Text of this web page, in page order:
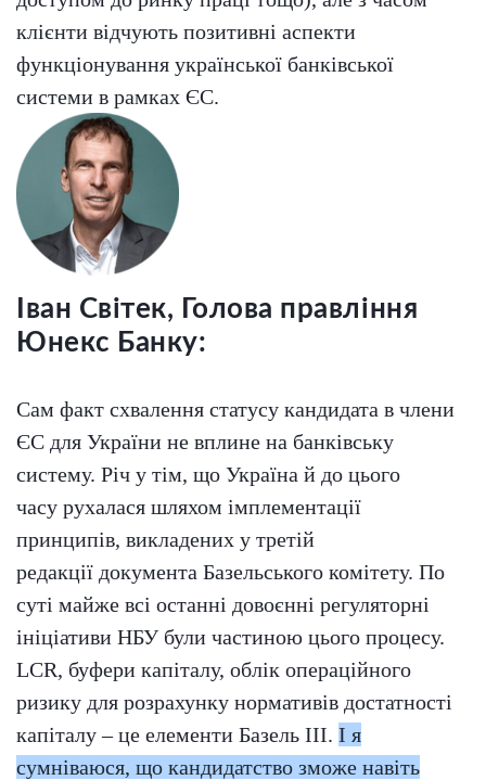
клієнти відчують позитивні аспекти
функціонування української банківської
системи в рамках ЄС.
Іван Світек, Голова правління
Юнекс Банку:
Сам факт схвалення статусу кандидата в члени
ЄС для України не вплине на банківську
систему. Річ у тім, що Україна й до цього
часу рухалася шляхом імплементації
принципів, викладених у третій
редакції документа Базельського комітету. По
суті майже всі останні довоєнні регуляторні
ініціативи НБУ були частиною цього процесу.
LCR, буфери капіталу, облік операційного
ризику для розрахунку нормативів достатності
капіталу – це елементи Базель III. І я
сумніваюся, що кандидатство зможе навіть